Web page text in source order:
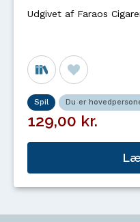
Udgivet af Faraos
Spil Du er
129,00 kr.